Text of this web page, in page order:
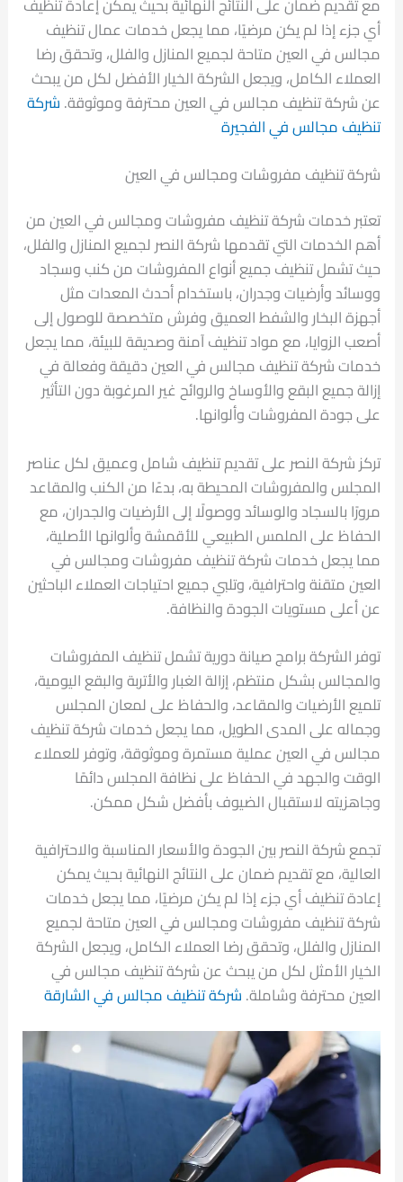
أي جزء إذا لم يكن مرضيًا، مما يجعل خدمات عمال تنظيف
مجالس في العين متاحة لجميع المنازل والفلل، وتحقق رضا
العملاء الكامل، ويجعل الشركة الخيار الأفضل لكل من يبحث
عن شركة تنظيف مجالس في العين محترفة وموثوقة. شركة
تنظيف مجالس في الفجيرة
شركة تنظيف مفروشات ومجالس في العين
تعتبر خدمات شركة تنظيف مفروشات ومجالس في العين من
أهم الخدمات التي تقدمها شركة النصر لجميع المنازل والفلل،
حيث تشمل تنظيف جميع أنواع المفروشات من كنب وسجاد
ووسائد وأرضيات وجدران، باستخدام أحدث المعدات مثل
أجهزة البخار والشفط العميق وفرش متخصصة للوصول إلى
أصعب الزوايا، مع مواد تنظيف آمنة وصديقة للبيئة، مما يجعل
خدمات شركة تنظيف مجالس في العين دقيقة وفعالة في
إزالة جميع البقع والأوساخ والروائح غير المرغوبة دون التأثير
على جودة المفروشات وألوانها.
تركز شركة النصر على تقديم تنظيف شامل وعميق لكل عناصر
المجلس والمفروشات المحيطة به، بدءًا من الكنب والمقاعد
مرورًا بالسجاد والوسائد ووصولًا إلى الأرضيات والجدران، مع
الحفاظ على الملمس الطبيعي للأقمشة وألوانها الأصلية،
مما يجعل خدمات شركة تنظيف مفروشات ومجالس في
العين متقنة واحترافية، وتلبي جميع احتياجات العملاء الباحثين
عن أعلى مستويات الجودة والنظافة.
توفر الشركة برامج صيانة دورية تشمل تنظيف المفروشات
والمجالس بشكل منتظم، إزالة الغبار والأتربة والبقع اليومية،
تلميع الأرضيات والمقاعد، والحفاظ على لمعان المجلس
وجماله على المدى الطويل، مما يجعل خدمات شركة تنظيف
مجالس في العين عملية مستمرة وموثوقة، وتوفر للعملاء
الوقت والجهد في الحفاظ على نظافة المجلس دائمًا
وجاهزيته لاستقبال الضيوف بأفضل شكل ممكن.
تجمع شركة النصر بين الجودة والأسعار المناسبة والاحترافية
العالية، مع تقديم ضمان على النتائج النهائية بحيث يمكن
إعادة تنظيف أي جزء إذا لم يكن مرضيًا، مما يجعل خدمات
شركة تنظيف مفروشات ومجالس في العين متاحة لجميع
المنازل والفلل، وتحقق رضا العملاء الكامل، ويجعل الشركة
الخيار الأمثل لكل من يبحث عن شركة تنظيف مجالس في
العين محترفة وشاملة. شركة تنظيف مجالس في الشارقة